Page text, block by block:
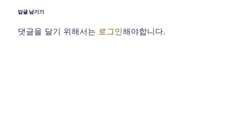
답글 남기기
댓글을 달기 위해서는 로그인해야합니다.